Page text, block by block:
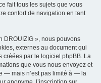
fait tous les sujets que vous
confort de navigation en tant
DROUIZIG », nous pouvons
externes au document qui
créées par le logiciel phpBB. La
que vous nous envoyez et
— mais n’est pas limité à — la